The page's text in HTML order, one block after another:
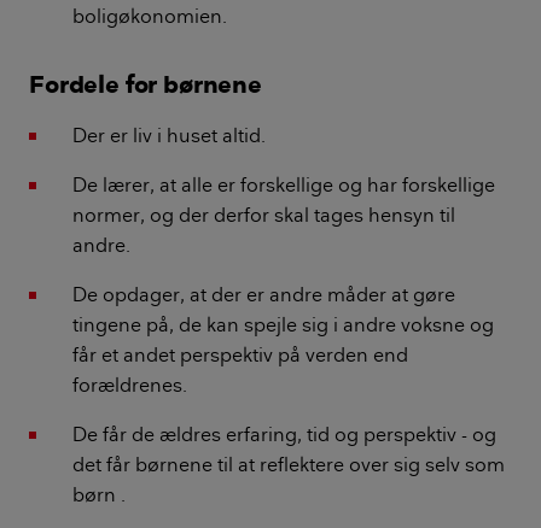
boligøkonomien.
Fordele for børnene
Der er liv i huset altid.
De lærer, at alle er forskellige og har forskellige
normer, og der derfor skal tages hensyn til
andre.
De opdager, at der er andre måder at gøre
tingene på, de kan spejle sig i andre voksne og
får et andet perspektiv på verden end
forældrenes.
De får de ældres erfaring, tid og perspektiv - og
det får børnene til at reflektere over sig selv som
børn .